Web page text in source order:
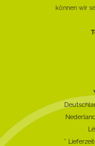
können wir
Nederland
*